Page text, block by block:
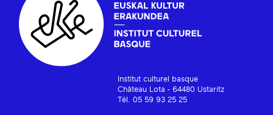
Institut culturel basque
Château Lota - 64480 Ustaritz
Tél. 05 59 93 25 25